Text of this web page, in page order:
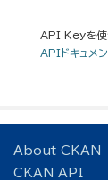
API Keyを使
APIドキュメン
About CKAN
CKAN API